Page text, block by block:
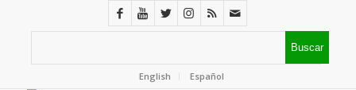
English Español